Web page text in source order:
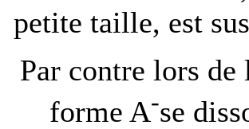
petite taille, est
Par contre lors de
forme A-se